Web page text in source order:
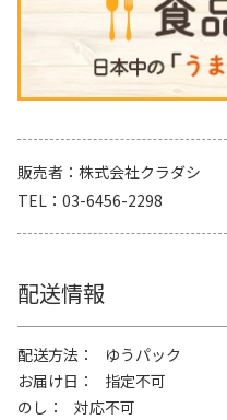
販売者
株式会社クラダシ
TEL
03-6456-2298
配送情報
配送方法
ゆうパック
お届け日
指定不可
のし
対応不可